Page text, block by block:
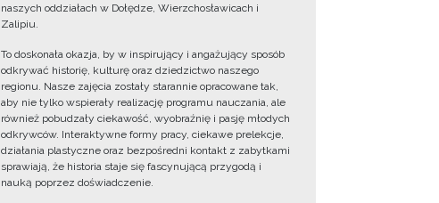
naszych oddziałach w Dołędze, Wierzchosławicach i
Zalipiu.
To doskonała okazja, by w inspirujący i angażujący sposób
odkrywać historię, kulturę oraz dziedzictwo naszego
regionu. Nasze zajęcia zostały starannie opracowane tak,
aby nie tylko wspierały realizację programu nauczania, ale
również pobudzały ciekawość, wyobraźnię i pasję młodych
odkrywców. Interaktywne formy pracy, ciekawe prelekcje,
działania plastyczne oraz bezpośredni kontakt z zabytkami
sprawiają, że historia staje się fascynującą przygodą i
nauką poprzez doświadczenie.